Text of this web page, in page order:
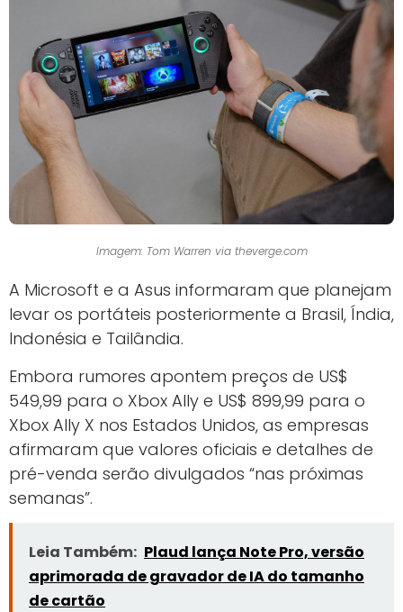
Imagem: Tom Warren via theverge.com
A Microsoft e a Asus informaram que planejam
levar os portáteis posteriormente a Brasil, Índia,
Indonésia e Tailândia.
Embora rumores apontem preços de US$
549,99 para o Xbox Ally e US$ 899,99 para o
Xbox Ally X nos Estados Unidos, as empresas
afirmaram que valores oficiais e detalhes de
pré-venda serão divulgados “nas próximas
semanas”.
Leia Também: Plaud lança Note Pro, versão
aprimorada de gravador de IA do tamanho
de cartão